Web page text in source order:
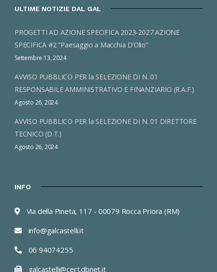
ULTIME NOTIZIE DAL GAL
PROGETTI AD AZIONE SPECIFICA 2023-2027 AZIONE
SPECIFICA #2 “Paesaggio a Macchia D’Olio”
Settembre 13, 2024
AVVISO PUBBLICO PER la SELEZIONE DI N. 01
RESPONSABILE AMMINISTRATIVO E FINANZIARIO (R.A.F.)
Agosto 26, 2024
AVVISO PUBBLICO PER la SELEZIONE DI N. 01 DIRETTORE
TECNICO (D.T.)
Agosto 26, 2024
INFO
Via della Pineta, 117 - 00079 Rocca Priora (RM)
info@galcastelli.it
06 94074255
galcastelli@cert.dbnet.it